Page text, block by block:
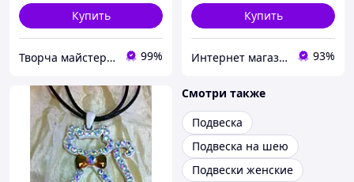
Купить
Творча майстерня "WoollyFox" 99%
Купить
Интернет магазин сувениров Старик Хоттабыч 93%
Смотри также
Подвеска
Подвеска на шею
Подвески женские